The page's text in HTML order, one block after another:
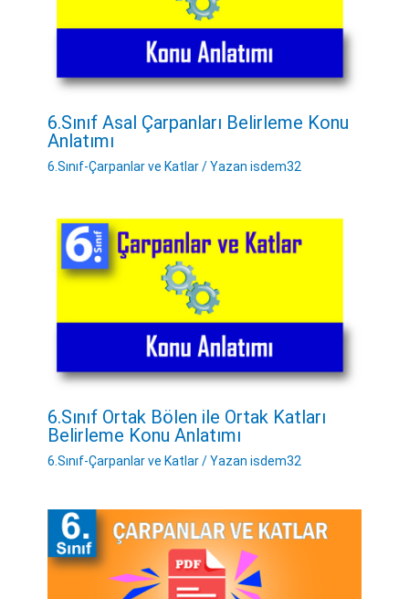
6.Sınıf Asal Çarpanları Belirleme Konu
Anlatımı
6.Sınıf-Çarpanlar ve Katlar/ Yazan isdem32
6.Sınıf Ortak Bölen ile Ortak Katları
Belirleme Konu Anlatımı
6.Sınıf-Çarpanlar ve Katlar/ Yazan isdem32